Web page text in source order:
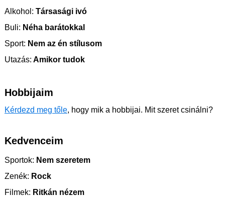
Alkohol: Társasági ivó
Buli: Néha barátokkal
Sport: Nem az én stílusom
Utazás: Amikor tudok
Hobbijaim
Kérdezd meg tőle, hogy mik a hobbijai. Mit szeret csinálni?
Kedvenceim
Sportok: Nem szeretem
Zenék: Rock
Filmek: Ritkán nézem